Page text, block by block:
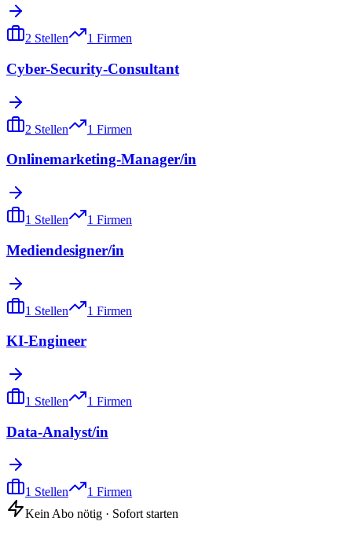
2 Stellen 1 Firmen
Cyber-Security-Consultant
2 Stellen 1 Firmen
Onlinemarketing-Manager/in
1 Stellen 1 Firmen
Mediendesigner/in
1 Stellen 1 Firmen
KI-Engineer
1 Stellen 1 Firmen
Data-Analyst/in
1 Stellen 1 Firmen
Kein Abo nötig · Sofort starten